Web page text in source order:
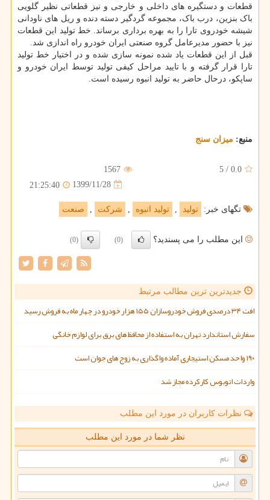
قطعات و دستگیره های داخلی و خارجی و نیز قطعاتی نظیر گلویی
باک بنزین، درب باک، مجموعه گردگیر دسته دنده و ریل های ناودانی
شیشه خودروی تارا را به بهره برداری برساند. خط تولید این قطعات
نیز با حضور مدیرعامل گروه صنعتی ایران خودرو راه اندازی شد.
قبل از این قطعات یاد شده نمونه سازی شده و در اختیار خط تولید
تارا قرار گرفته و با تایید مراحل کیفی تولید توسط ایران خودرو و
ساپکو، درحال حاضر به تولید انبوه رسیده است.
منبع: میزان سنج
0.0
/
5
1567
1399/11/28
21:25:40
تگهای خبر: تولید تولید انبوه شركت صنعت
این مطلب را می پسندید؟ (0)
(0)
جدیدترین ترین مطالب مرتبط
افت ۳۴ درصدی فروش خودروسازان ۱۵۵ هزار خودرو در چهار ماه به فروش رسید
سفارش استاندارد تهران به استفاده از محافظ های برق برای لوازم خانگی
۱۹۰ واحد مسکن استیجاری آماده واگذاری به زوج های جوان است
واردات اتوبوس کارکرده مجاز شد
نظرات کاربران در مورد این مطلب
نظر شما در مورد این مطلب